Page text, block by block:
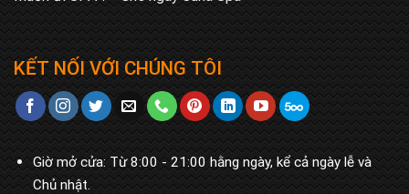
KẾT NỐI VỚI CHÚNG TÔI
Giờ mở cửa: Từ 8:00 - 21:00 hằng ngày, kể cả ngày lễ và
Chủ nhật.